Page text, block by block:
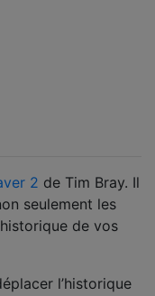
2 de Tim Bray. Il
seulement les
de vos
l’historique